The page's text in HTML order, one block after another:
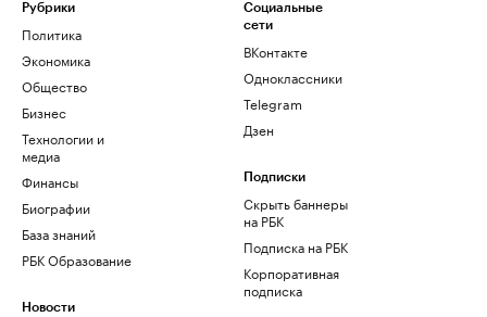
Рубрики
Политика
Экономика
Общество
Бизнес
Технологии и
медиа
Финансы
Биографии
База знаний
РБК Образование
Новости
Социальные
сети
ВКонтакте
Одноклассники
Telegram
Дзен
Подписки
Скрыть баннеры
на РБК
Подписка на РБК
Корпоративная
подписка